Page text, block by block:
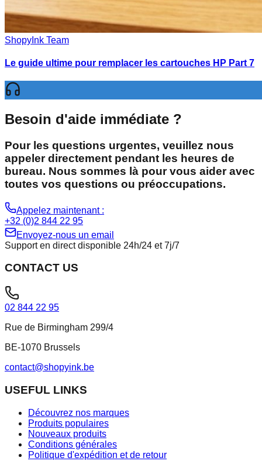
ShopyInk Team
Le guide ultime pour remplacer les cartouches HP Part 7
Besoin d'aide immédiate ?
Pour les questions urgentes, veuillez nous
appeler directement pendant les heures de
bureau. Nous sommes là pour vous aider avec
toutes vos questions ou préoccupations.
Appelez maintenant :
+32 (0)2 844 22 95
Envoyez-nous un email
Support en direct disponible 24h/24 et 7j/7
CONTACT US
02 844 22 95
Rue de Birmingham 299/4
BE-1070 Brussels
contact@shopyink.be
USEFUL LINKS
Découvrez nos marques
Produits populaires
Nouveaux produits
Conditions générales
Politique d'expédition et de retour